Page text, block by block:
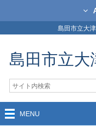
島田市立大
島田市立大
MENU